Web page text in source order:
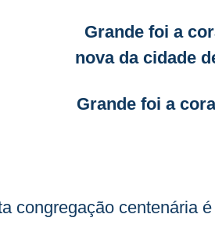
Grande foi a
nova da cidade
Grande foi a
congregação centenária é